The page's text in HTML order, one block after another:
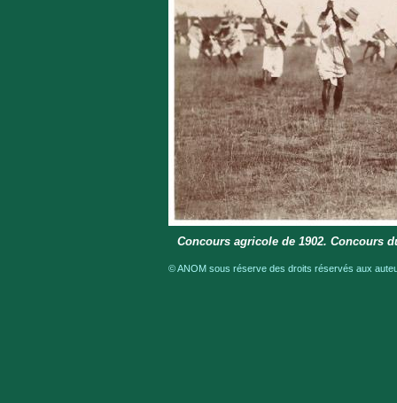
Concours agricole de 1902. Concours
© ANOM sous réserve des droits réservés aux